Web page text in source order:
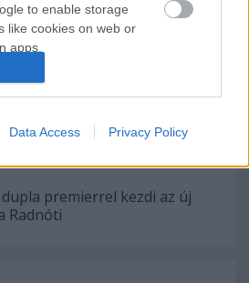
to enable storage
like cookies on web or
apps.
to enable storage
to enable storage
to enable storage
authentication
prevention, and other
Data Access Privacy Policy
e-Trafó online programsorozat
premierrel kezdi az új
Radnóti